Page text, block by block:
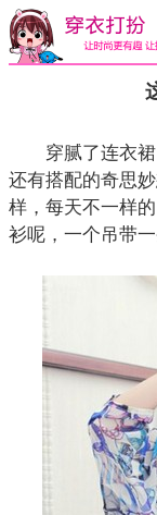
穿腻了连衣裙
还有搭配的奇思妙
样，每天不一样
衫呢，一个吊带